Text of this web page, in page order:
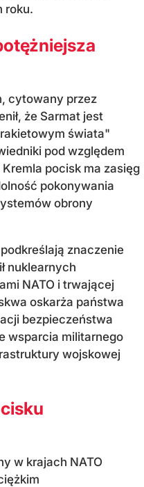
roku.
cytowany przez
że Sarmat jest
świata"
pod względem
pocisk ma zasięg
pokonywania
obrony
znaczenie
nuklearnych
NATO i trwającej
oskarża państwa
bezpieczeństwa
wsparcia militarnego
wojskowej
w krajach NATO